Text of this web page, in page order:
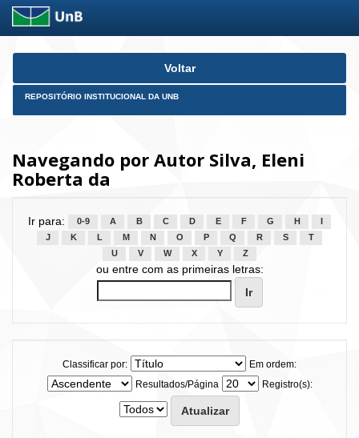
Skip
Voltar
REPOSITÓRIO INSTITUCIONAL DA UNB
Navegando por Autor Silva, Eleni
Roberta da
Ir para: 0-9 A B C D E F G H
J
K L M N O P Q R S
T
U
V W X Y Z
ou entre com as primeiras letras:
Classificar por:
Em ordem:
Resultados/Página
Registro(s):